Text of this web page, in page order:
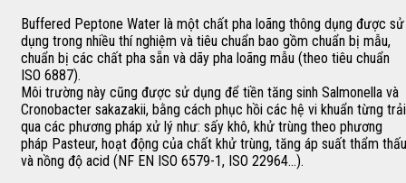
Buffered Peptone Water là một chất pha loãng thông dụng được sử
dụng trong nhiều thí nghiệm và tiêu chuẩn bao gồm chuẩn bị mẫu,
chuẩn bị các chất pha sẵn và dãy pha loãng mẫu (theo tiêu chuẩn
ISO 6887).
Môi trường này cũng được sử dụng để tiền tăng sinh Salmonella và
Cronobacter sakazakii, bằng cách phục hồi các hệ vi khuẩn từng trải
qua các phương pháp xử lý như: sấy khô, khử trùng theo phương
pháp Pasteur, hoạt động của chất khử trùng, tăng áp suất thẩm thấu
và nồng độ acid (NF EN ISO 6579-1, ISO 22964…).